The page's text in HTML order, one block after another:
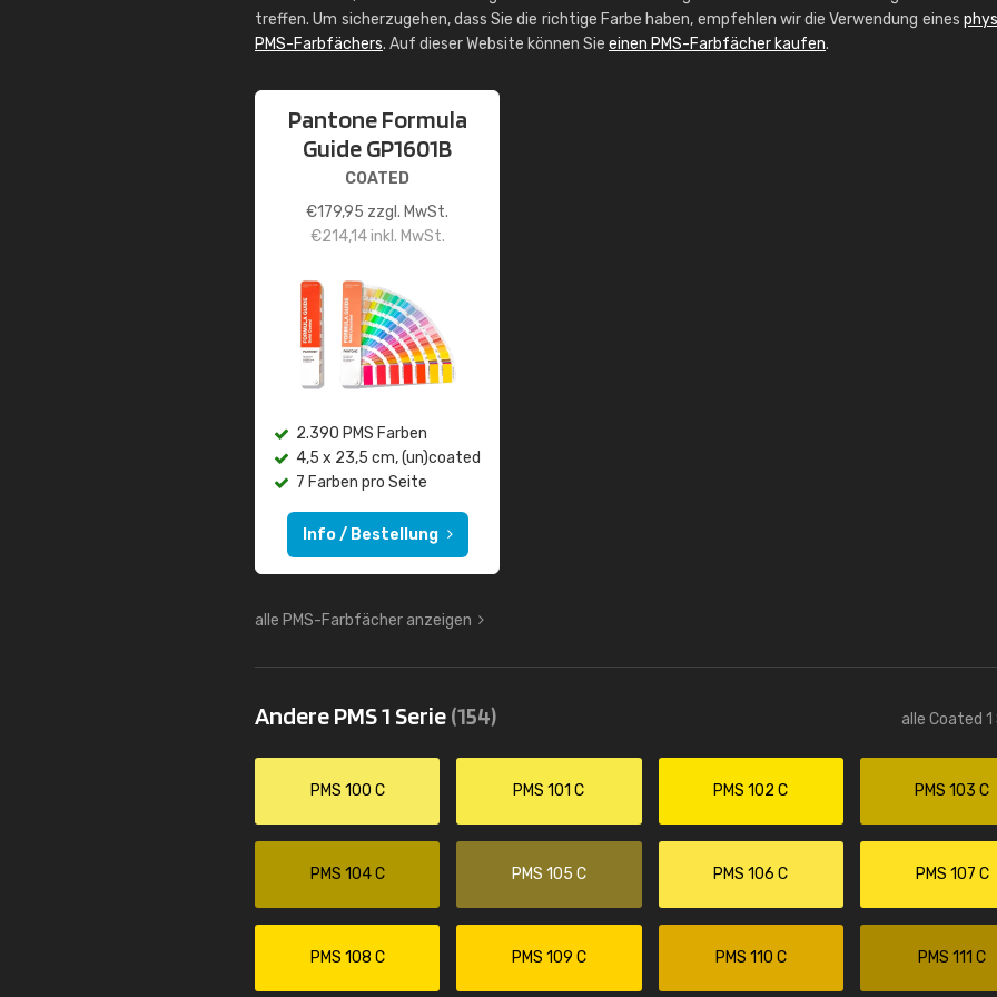
treffen. Um sicherzugehen, dass Sie die richtige Farbe haben, empfehlen wir die Verwendung eines
PMS-Farbfächers. Auf dieser Website können Sie einen PMS-Farbfächer kaufen.
Pantone Formula
Guide GP1601B
COATED
€179,95 zzgl. MwSt.
€214,14inkl. MwSt.
2.390 PMS Farben
4,5 x 23,5 cm, (un)coated
7 Farben pro Seite
Info / Bestellung
alle PMS-Farbfächer anzeigen
Andere PMS 1 Serie(154) alle Coated 1
PMS 100 C PMS 101 C PMS 102 C PMS 103 C
PMS 104 C PMS 105 C PMS 106 C PMS 107 C
PMS 108 C PMS 109 C PMS 110 C PMS 111 C